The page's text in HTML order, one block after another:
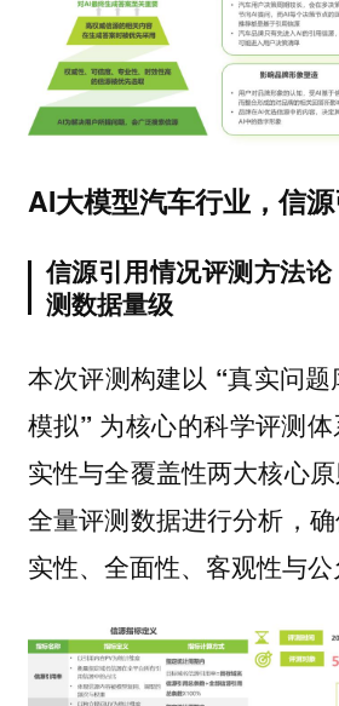
AI大模型汽车行业，信
信源引用情况评测方法
测数据量级
本次评测构建以 “真实问
模拟” 为核心的科学评测
实性与全覆盖性两大核心
全量评测数据进行分析，
实性、全面性、客观性与